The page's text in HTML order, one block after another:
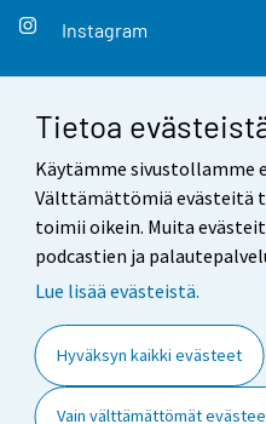
Tietoa
Käytämme sivustollamme
Välttämättömiä evästeitä
toimii oikein. Muita
podcastien ja
Lue lisää evästeistä.
Hyväksyn kaikki evästeet
Vain välttämättömät
Instagram
Yhteystiedot
Palaute
Käyttöehdot
Saavutettavuus
Tietoa sivustosta